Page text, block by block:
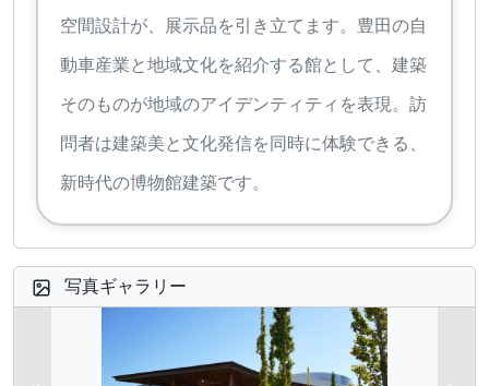
空間設計が、展示品を引き立てます。豊田の自
動車産業と地域文化を紹介する館として、建築
そのものが地域のアイデンティティを表現。訪
問者は建築美と文化発信を同時に体験できる、
新時代の博物館建築です。
写真ギャラリー